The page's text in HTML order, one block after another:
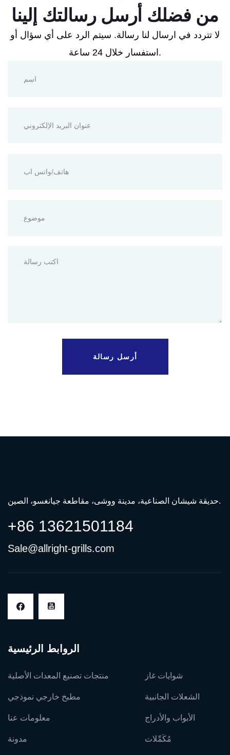
من فضلك أرسل رسالتك إلينا
لا تتردد في ارسال لنا رسالة. سيتم الرد على أي سؤال أو
استفسار خلال 24 ساعة.
أرسل رسالة
حديقة شيشان الصناعية، مدينة ووشى، مقاطعة جيانغسو، الصين.
+86 13621501184
Sale@allright-grills.com
الروابط الرئيسية
منتجات تصنيع المعدات الأصلية
مطبخ خارجي نموذجي
معلومات عنا
مدونة
شوايات غاز
الشعلات الجانبية
الأبواب والأدراج
مُكَمِّلات